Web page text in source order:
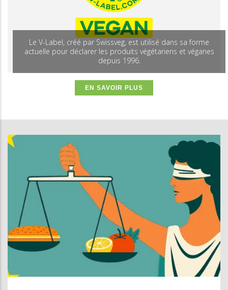
Le V-Label, créé par Swissveg, est utilisé dans sa forme
actuelle pour déclarer les produits végétariens et véganes
depuis 1996.
EN SAVOIR PLUS